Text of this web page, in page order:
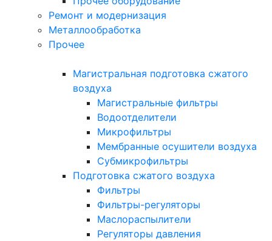
Ремонт и модернизация
Металлообработка
Прочее
Магистральная подготовка сжатого
воздуха
Магистральные фильтры
Водоотделители
Микрофильтры
Мембранные осушители воздуха
Субмикрофильтры
Подготовка сжатого воздуха
Фильтры
Фильтры-регуляторы
Маслораспылители
Регуляторы давления